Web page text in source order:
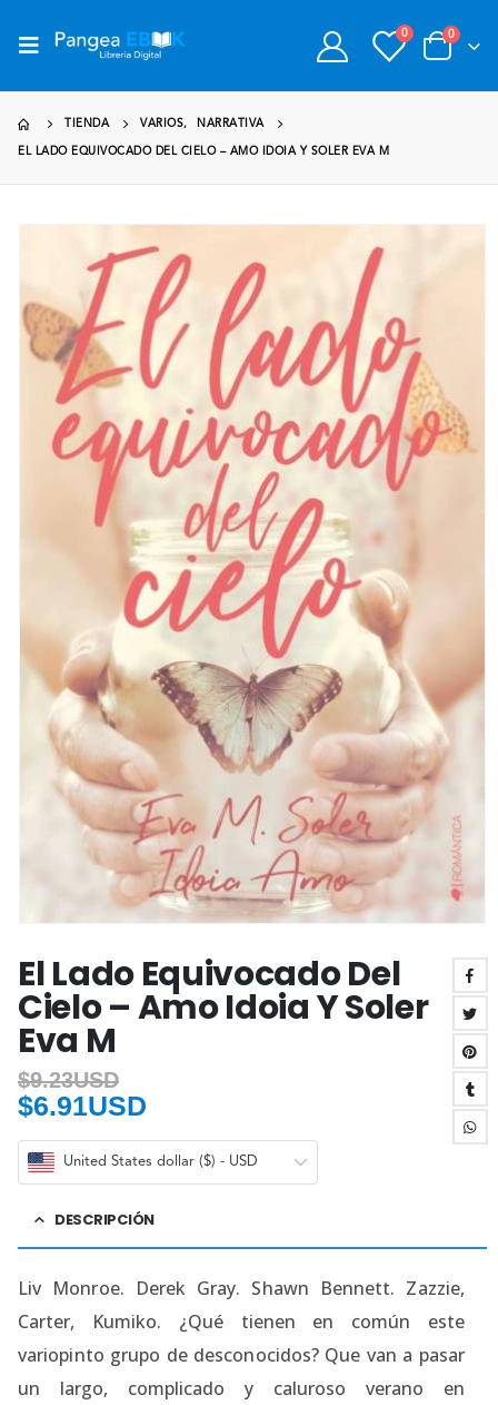
0 0
TIENDA VARIOS, NARRATIVA
EL LADO EQUIVOCADO DEL CIELO – AMO IDOIA Y SOLER EVA M
El Lado Equivocado Del
Cielo – Amo Idoia Y Soler
Eva M
$9.23USD
$6.91USD
United States dollar ($) - USD
DESCRIPCIÓN
Liv Monroe. Derek Gray. Shawn Bennett. Zazzie,
Carter, Kumiko. ¿Qué tienen en común este
variopinto grupo de desconocidos? Que van a pasar
un largo, complicado y caluroso verano en